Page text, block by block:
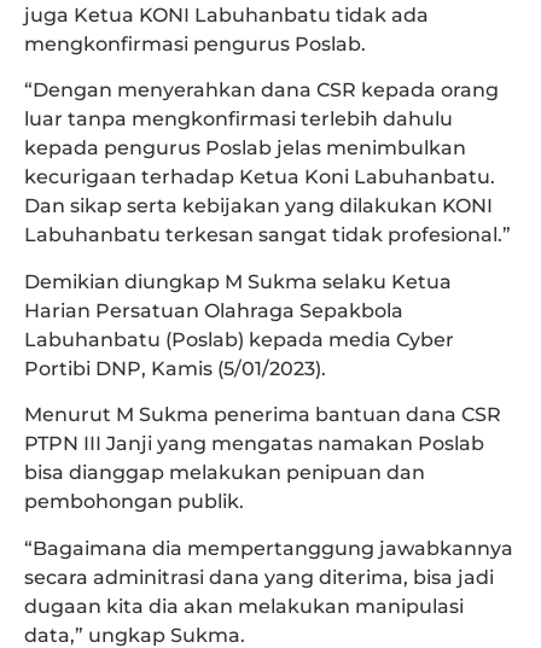
juga Ketua KONI Labuhanbatu tidak ada
mengkonfirmasi pengurus Poslab.
“Dengan menyerahkan dana CSR kepada orang
luar tanpa mengkonfirmasi terlebih dahulu
kepada pengurus Poslab jelas menimbulkan
kecurigaan terhadap Ketua Koni Labuhanbatu.
Dan sikap serta kebijakan yang dilakukan KONI
Labuhanbatu terkesan sangat tidak profesional.”
Demikian diungkap M Sukma selaku Ketua
Harian Persatuan Olahraga Sepakbola
Labuhanbatu (Poslab) kepada media Cyber
Portibi DNP, Kamis (5/01/2023).
Menurut M Sukma penerima bantuan dana CSR
PTPN III Janji yang mengatas namakan Poslab
bisa dianggap melakukan penipuan dan
pembohongan publik.
“Bagaimana dia mempertanggung jawabkannya
secara adminitrasi dana yang diterima, bisa jadi
dugaan kita dia akan melakukan manipulasi
data,” ungkap Sukma.